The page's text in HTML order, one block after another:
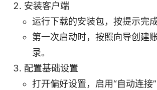
安装客户端
运行下载的安装包，按提示完成
第一次启动时，按照向导创建
录。
配置基础设置
打开偏好设置，启用“自动连接